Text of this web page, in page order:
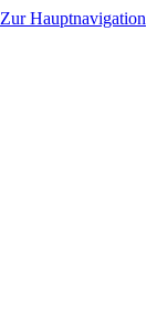
Zur Hauptnavigation